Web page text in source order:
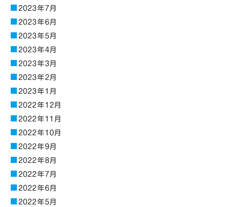
2023年7月
2023年6月
2023年5月
2023年4月
2023年3月
2023年2月
2023年1月
2022年12月
2022年11月
2022年10月
2022年9月
2022年8月
2022年7月
2022年6月
2022年5月